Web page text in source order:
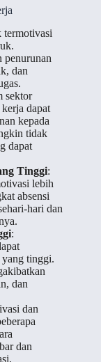
termotivasi
penurunan
dan
sektor
dapat
kepada
tidak
dapat
Tinggi:
lebih
absensi
hari dan
:
yang tinggi.
dan
dan
dan